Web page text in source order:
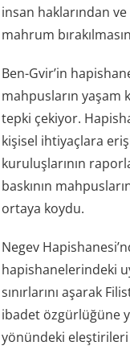
insan haklarından
mahrum
Ben-Gvir’in
mahpusların yaşam
tepki çekiyor.
kişisel ihtiyaçlara
kuruluşlarının
baskının
ortaya koydu.
Negev
hapishanelerindeki
sınırlarını aşarak
ibadet özgürlüğüne
yönündeki